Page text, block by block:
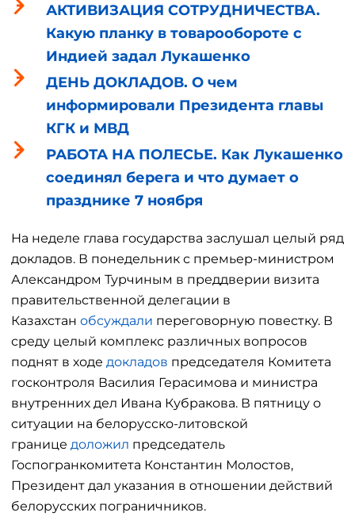
АКТИВИЗАЦИЯ СОТРУДНИЧЕСТВА.
Какую планку в товарообороте с
Индией задал Лукашенко
ДЕНЬ ДОКЛАДОВ. О чем
информировали Президента главы
КГК и МВД
РАБОТА НА ПОЛЕСЬЕ. Как Лукашенко
соединял берега и что думает о
празднике 7 ноября
На неделе глава государства заслушал целый ряд
докладов. В понедельник с премьер-министром
Александром Турчиным в преддверии визита
правительственной делегации в
Казахстан обсуждали переговорную повестку. В
среду целый комплекс различных вопросов
поднят в ходе докладов председателя Комитета
госконтроля Василия Герасимова и министра
внутренних дел Ивана Кубракова. В пятницу о
ситуации на белорусско-литовской
границе доложил председатель
Госпогранкомитета Константин Молостов,
Президент дал указания в отношении действий
белорусских пограничников.